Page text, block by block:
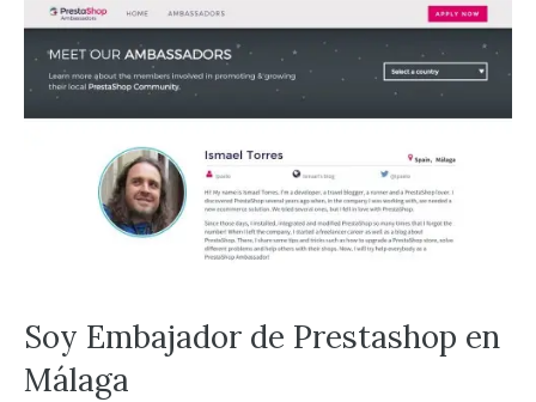
Soy Embajador de Prestashop en
Málaga